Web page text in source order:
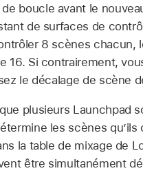
boucle avant le
de surfaces de
8 scènes chacun,
16. Si contrairement,
le décalage de scène
plusieurs Launchpad
les scènes
la table de mixage de
être simultanément